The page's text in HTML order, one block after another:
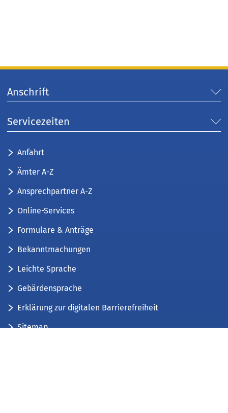
Anschrift
Servicezeiten
Anfahrt
Ämter A-Z
Ansprechpartner A-Z
Online-Services
Formulare & Anträge
Bekanntmachungen
Leichte Sprache
Gebärdensprache
Erklärung zur digitalen Barrierefreiheit
Sitemap